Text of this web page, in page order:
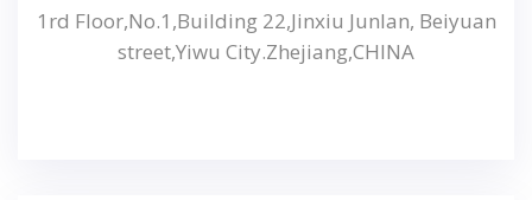
1rd Floor,No.1,Building 22,Jinxiu Junlan, Beiyuan
street,Yiwu City.Zhejiang,CHINA